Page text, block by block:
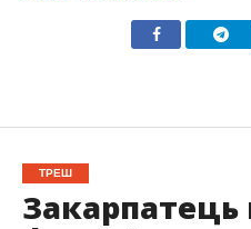
ТРЕШ
Закарпатець